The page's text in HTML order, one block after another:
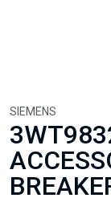
SIEMENS